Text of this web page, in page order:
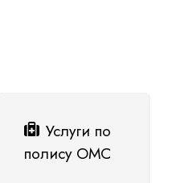
Услуги по
полису ОМС